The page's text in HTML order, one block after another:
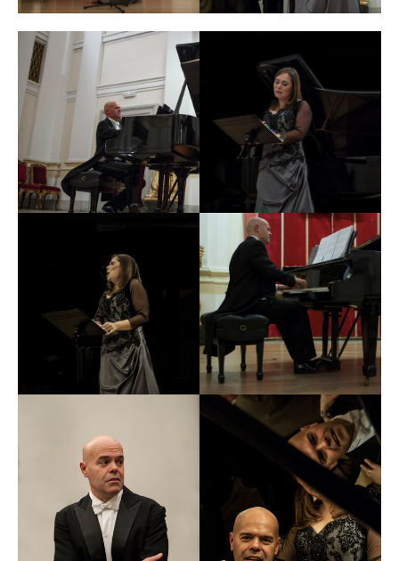
Compostela junto al pianista Rubén Fernández-Aguirre.
En el ámbito de la música antigua ha actuado en
numerosos festivales europeos: Bienale de Venecia, The
Bijloke (Bélgica), Festival Baroque de Sablé (Francia),
Janackuv Maj (Chequia), Oslo International Church
Music Festival (Noruega), Concentus Moravie
(Chequia), Festival International de Musiques Sacrées
de Fribourg (Suiza), Institutos Cervantes de Egipto,
Siria, Jordania, Líbano, Festival de Música Antigua de
La Habana (Cuba), El Salvador, Japón y también
principales ciudades de Sudamérica (Chile, Uruguay y
Mozarteum de Argentina y Brasil).
Con el arpista barroco Manuel Vilas ha actuado en
numerosos festivales, además de grabar varios discos,
Tonos al arpay Cantate Contarini(galardonado
con el premio Prelude Classical Music en Holanda en
Entre su extensa discografía destacan, Alto cantatas de
Telemann,Jephte Oratorio romano de
Pegasode Merula, las óperas
Amor aumenta el
e Iphigenia en Tracia de Nebra oJuditha
Triumphans
de Vivaldi.
de Canto de Madrid desde 1991, e imparte
regularmente clases magistrales de piano y repertorio
vocal en distintos puntos de España. Colabora
habitualmente con importantes cantantes, entre ellas
Marta Infante.